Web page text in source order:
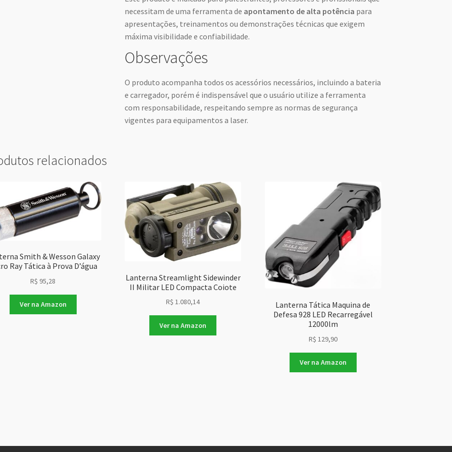
necessitam de uma ferramenta de apontamento de alta potência para
apresentações, treinamentos ou demonstrações técnicas que exigem
máxima visibilidade e confiabilidade.
Observações
O produto acompanha todos os acessórios necessários, incluindo a bateria
e carregador, porém é indispensável que o usuário utilize a ferramenta
com responsabilidade, respeitando sempre as normas de segurança
vigentes para equipamentos a laser.
relacionados
Smith & Wesson Galaxy
Ray Tática à Prova D’água
R$ 95,28
Ver na Amazon
Lanterna Streamlight Sidewinder
II Militar LED Compacta Coiote
R$ 1.080,14
Ver na Amazon
Lanterna Tática Maquina de
Defesa 928 LED Recarregável
12000lm
R$ 129,90
Ver na Amazon